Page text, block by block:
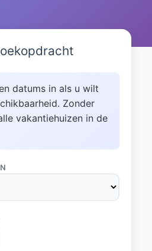
datums in als u wilt
Zonder
vakantiehuizen in de